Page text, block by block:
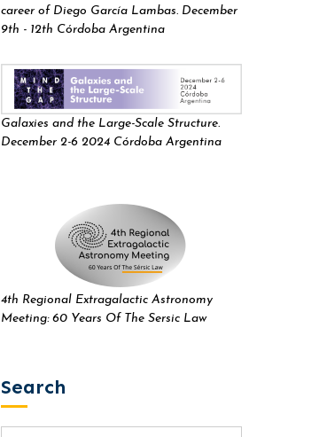
career of Diego García Lambas. December
9th - 12th Córdoba Argentina
Galaxies and the Large-Scale Structure.
December 2-6 2024 Córdoba Argentina
4th Regional Extragalactic Astronomy
Meeting: 60 Years Of The Sersic Law
Search